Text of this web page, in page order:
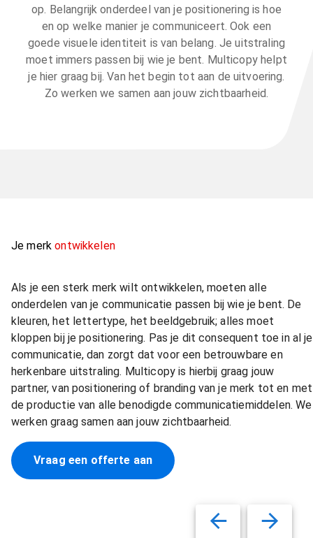
op. Belangrijk onderdeel van je positionering is hoe
en op welke manier je communiceert. Ook een
goede visuele identiteit is van belang. Je uitstraling
moet immers passen bij wie je bent. Multicopy helpt
je hier graag bij. Van het begin tot aan de uitvoering.
Zo werken we samen aan jouw zichtbaarheid.
Je merkontwikkelen
Als je een sterk merk wilt ontwikkelen, moeten alle
onderdelen van je communicatie passen bij wie je bent. De
kleuren, het lettertype, het beeldgebruik; alles moet
kloppen bij je positionering. Pas je dit consequent toe in al je
communicatie, dan zorgt dat voor een betrouwbare en
herkenbare uitstraling. Multicopy is hierbij graag jouw
partner, van positionering of branding van je merk tot en met
de productie van alle benodigde communicatiemiddelen. We
werken graag samen aan jouw zichtbaarheid.
Vraag een offerte aan